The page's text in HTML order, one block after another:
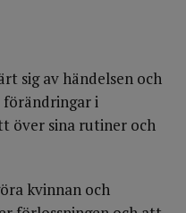
sig av händelsen och
förändringar i
över sina rutiner och
kvinnan och